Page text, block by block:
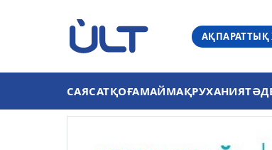
АҚПАРАТТЫҚ
САЯСАТҚОҒАМАЙМАҚРУХАНИЯТ